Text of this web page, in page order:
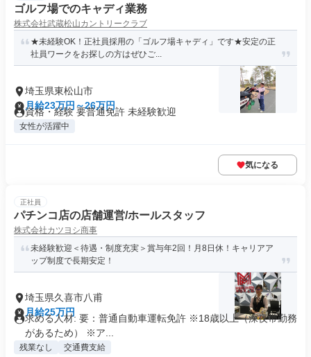
ゴルフ場でのキャディ業務
株式会社武蔵松山カントリークラブ
★未経験OK！正社員採用の「ゴルフ場キャディ」です★安定の正
社員ワークをお探しの方はぜひご...
埼玉県東松山市
月給23万円～26万円
資格・経験 要普通免許 未経験歓迎
女性が活躍中
気になる
正社員
パチンコ店の店舗運営/ホールスタッフ
株式会社カツヨシ商事
未経験歓迎＜待遇・制度充実＞賞与年2回！月8日休！キャリアア
ップ制度で長期安定！
埼玉県久喜市八甫
月給25万円
求める人材: 要：普通自動車運転免許 ※18歳以上（深夜帯勤務
があるため） ※ア...
残業なし 交通費支給